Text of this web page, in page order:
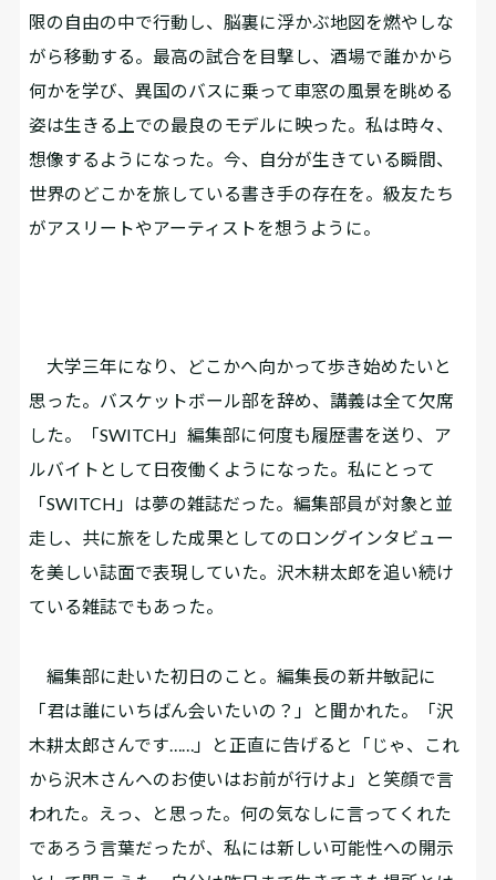
限の自由の中で行動し、脳裏に浮かぶ地図を燃やしな
がら移動する。最高の試合を目撃し、酒場で誰かから
何かを学び、異国のバスに乗って車窓の風景を眺める
姿は生きる上での最良のモデルに映った。私は時々、
想像するようになった。今、自分が生きている瞬間、
世界のどこかを旅している書き手の存在を。級友たち
がアスリートやアーティストを想うように。
大学三年になり、どこかへ向かって歩き始めたいと
思った。バスケットボール部を辞め、講義は全て欠席
した。「SWITCH」編集部に何度も履歴書を送り、ア
ルバイトとして日夜働くようになった。私にとって
「SWITCH」は夢の雑誌だった。編集部員が対象と並
走し、共に旅をした成果としてのロングインタビュー
を美しい誌面で表現していた。沢木耕太郎を追い続け
ている雑誌でもあった。
編集部に赴いた初日のこと。編集長の新井敏記に
「君は誰にいちばん会いたいの？」と聞かれた。「沢
木耕太郎さんです……」と正直に告げると「じゃ、これ
から沢木さんへのお使いはお前が行けよ」と笑顔で言
われた。えっ、と思った。何の気なしに言ってくれた
であろう言葉だったが、私には新しい可能性への開示